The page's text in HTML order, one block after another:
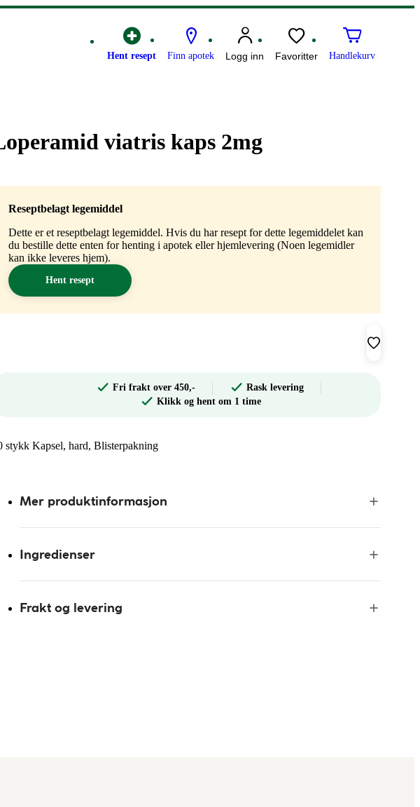
Hent resept Finn apotek Logg inn Favoritter Handlekurv
viatris kaps 2mg
Reseptbelagt legemiddel
Dette er et reseptbelagt legemiddel. Hvis du har resept for dette legemiddelet kan
du bestille dette enten for henting i apotek eller hjemlevering (Noen legemidler
kan ikke leveres hjem).
Hent resept
Fri frakt over 450,-
Rask levering
Klikk og hent om 1 time
stykk Kapsel, hard, Blisterpakning
Mer produktinformasjon
Ingredienser
Frakt og levering